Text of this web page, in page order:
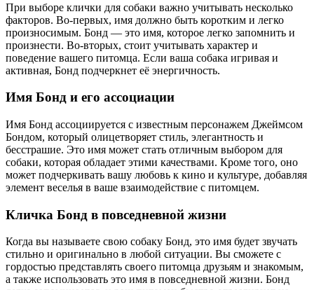
При выборе клички для собаки важно учитывать несколько
факторов. Во-первых, имя должно быть коротким и легко
произносимым. Бонд — это имя, которое легко запомнить и
произнести. Во-вторых, стоит учитывать характер и
поведение вашего питомца. Если ваша собака игривая и
активная, Бонд подчеркнет её энергичность.
Имя Бонд и его ассоциации
Имя Бонд ассоциируется с известным персонажем Джеймсом
Бондом, который олицетворяет стиль, элегантность и
бесстрашие. Это имя может стать отличным выбором для
собаки, которая обладает этими качествами. Кроме того, оно
может подчеркивать вашу любовь к кино и культуре, добавляя
элемент веселья в ваше взаимодействие с питомцем.
Кличка Бонд в повседневной жизни
Когда вы называете свою собаку Бонд, это имя будет звучать
стильно и оригинально в любой ситуации. Вы сможете с
гордостью представлять своего питомца друзьям и знакомым,
а также использовать это имя в повседневной жизни. Бонд